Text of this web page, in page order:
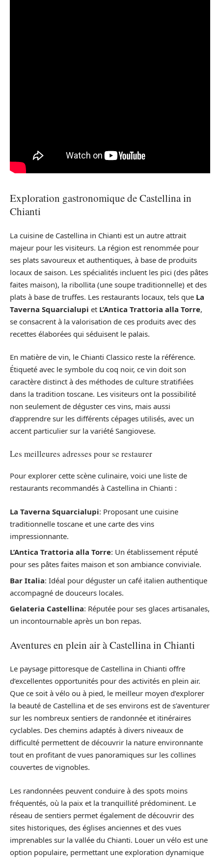
Exploration gastronomique de Castellina in
Chianti
La cuisine de Castellina in Chianti est un autre attrait
majeur pour les visiteurs. La région est renommée pour
ses plats savoureux et authentiques, à base de produits
locaux de saison. Les spécialités incluent les pici (des pâtes
faites maison), la ribollita (une soupe traditionnelle) et des
plats à base de truffes. Les restaurants locaux, tels que La
Taverna Squarcialupi et L’Antica Trattoria alla Torre,
se consacrent à la valorisation de ces produits avec des
recettes élaborées qui séduisent le palais.
En matière de vin, le Chianti Classico reste la référence.
Étiqueté avec le symbole du coq noir, ce vin doit son
caractère distinct à des méthodes de culture stratifiées
dans la tradition toscane. Les visiteurs ont la possibilité
non seulement de déguster ces vins, mais aussi
d’apprendre sur les différents cépages utilisés, avec un
accent particulier sur la variété Sangiovese.
Les meilleures adresses pour se restaurer
Pour explorer cette scène culinaire, voici une liste de
restaurants recommandés à Castellina in Chianti :
La Taverna Squarcialupi: Proposant une cuisine
traditionnelle toscane et une carte des vins
impressionnante.
L’Antica Trattoria alla Torre: Un établissement réputé
pour ses pâtes faites maison et son ambiance conviviale.
Bar Italia: Idéal pour déguster un café italien authentique
accompagné de douceurs locales.
Gelateria Castellina: Réputée pour ses glaces artisanales,
un incontournable après un bon repas.
Aventures en plein air à Castellina in Chianti
Le paysage pittoresque de Castellina in Chianti offre
d’excellentes opportunités pour des activités en plein air.
Que ce soit à vélo ou à pied, le meilleur moyen d’explorer
la beauté de Castellina et de ses environs est de s’aventurer
sur les nombreux sentiers de randonnée et itinéraires
cyclables. Des chemins adaptés à divers niveaux de
difficulté permettent de découvrir la nature environnante
tout en profitant de vues panoramiques sur les collines
couvertes de vignobles.
Les randonnées peuvent conduire à des spots moins
fréquentés, où la paix et la tranquillité prédominent. Le
réseau de sentiers permet également de découvrir des
sites historiques, des églises anciennes et des vues
imprenables sur la vallée du Chianti. Louer un vélo est une
option populaire, permettant une exploration dynamique